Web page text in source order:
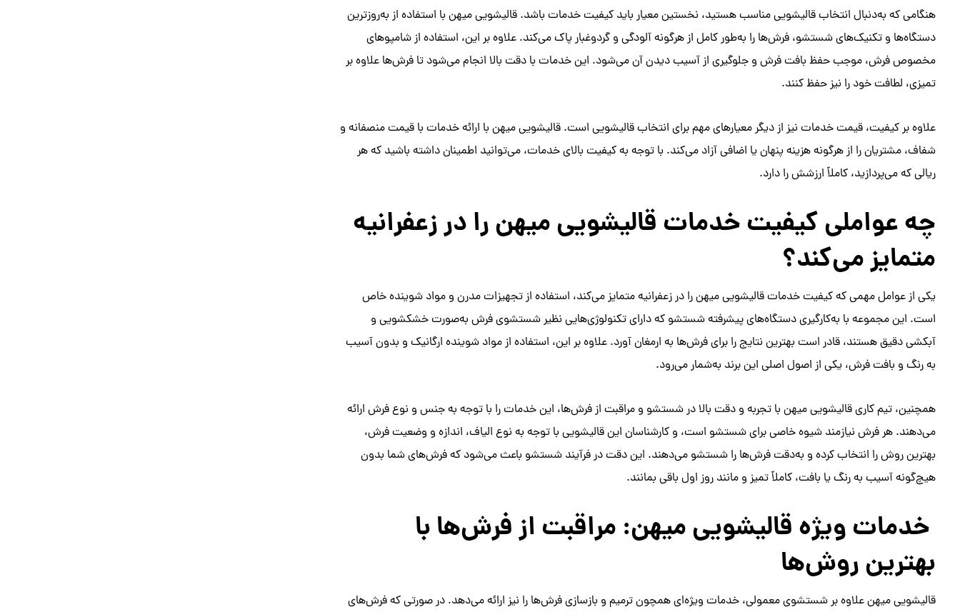
هنگامی که به‌دنبال انتخاب قالیشویی مناسب هستید، نخستین معیار باید کیفیت خدمات باشد. قالیشویی میهن با استفاده از به‌روزترین
دستگاه‌ها و تکنیک‌های شستشو، فرش‌ها را به‌طور کامل از هرگونه آلودگی و گردوغبار پاک می‌کند. علاوه بر این، استفاده از شامپوهای
مخصوص فرش، موجب حفظ بافت فرش و جلوگیری از آسیب دیدن آن می‌شود. این خدمات با دقت بالا انجام می‌شود تا فرش‌ها علاوه بر
تمیزی، لطافت خود را نیز حفظ کنند.
علاوه بر کیفیت، قیمت خدمات نیز از دیگر معیارهای مهم برای انتخاب قالیشویی است. قالیشویی میهن با ارائه خدمات با قیمت منصفانه و
شفاف، مشتریان را از هرگونه هزینه پنهان یا اضافی آزاد می‌کند. با توجه به کیفیت بالای خدمات، می‌توانید اطمینان داشته باشید که هر
ریالی که می‌پردازید، کاملاً ارزشش را دارد.
چه عواملی کیفیت خدمات قالیشویی میهن را در زعفرانیه
متمایز می‌کند؟
یکی از عوامل مهمی که کیفیت خدمات قالیشویی میهن را در زعفرانیه متمایز می‌کند، استفاده از تجهیزات مدرن و مواد شوینده خاص
است. این مجموعه با به‌کارگیری دستگاه‌های پیشرفته شستشو که دارای تکنولوژی‌هایی نظیر شستشوی فرش به‌صورت خشکشویی و
آبکشی دقیق هستند، قادر است بهترین نتایج را برای فرش‌ها به ارمغان آورد. علاوه بر این، استفاده از مواد شوینده ارگانیک و بدون آسیب
به رنگ و بافت فرش، یکی از اصول اصلی این برند به‌شمار می‌رود.
همچنین، تیم کاری قالیشویی میهن با تجربه و دقت بالا در شستشو و مراقبت از فرش‌ها، این خدمات را با توجه به جنس و نوع فرش ارائه
می‌دهند. هر فرش نیازمند شیوه خاصی برای شستشو است، و کارشناسان این قالیشویی با توجه به نوع الیاف، اندازه و وضعیت فرش،
بهترین روش را انتخاب کرده و به‌دقت فرش‌ها را شستشو می‌دهند. این دقت در فرآیند شستشو باعث می‌شود که فرش‌های شما بدون
هیچ‌گونه آسیب به رنگ یا بافت، کاملاً تمیز و مانند روز اول باقی بمانند.
خدمات ویژه قالیشویی میهن: مراقبت از فرش‌ها با
بهترین روش‌ها
قالیشویی میهن علاوه بر شستشوی معمولی، خدمات ویژه‌ای همچون ترمیم و بازسازی فرش‌ها را نیز ارائه می‌دهد. در صورتی که فرش‌های